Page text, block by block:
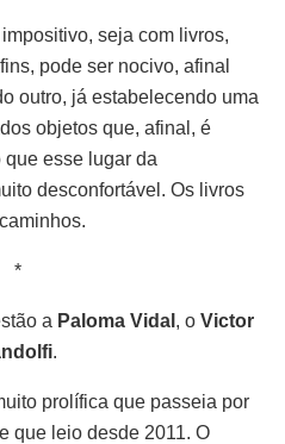
seja com livros,
pode ser nocivo, afinal
outro, já estabelecendo uma
objetos que, afinal, é
que esse lugar da
desconfortável. Os livros
*
a Paloma Vidal , o Victor
.
prolífica que passeia por
que leio desde 2011. O